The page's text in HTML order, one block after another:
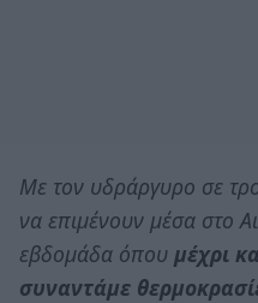
Με τον υδράργυρο σε
να επιμένουν μέσα στο
εβδομάδα όπου μέχρι
συναντάμε